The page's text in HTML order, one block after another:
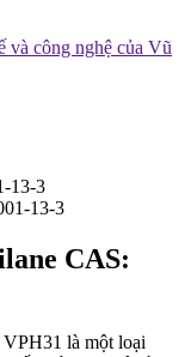
và công nghệ của Vũ
13-3
CAS:
là một loại